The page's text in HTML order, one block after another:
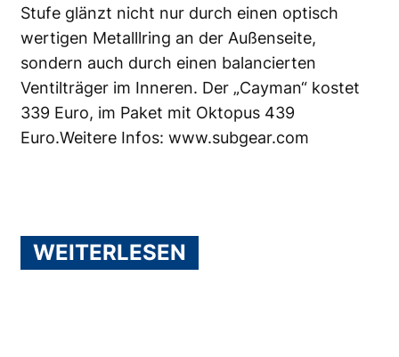
Stufe glänzt nicht nur durch einen optisch
wertigen Metalllring an der Außenseite,
sondern auch durch einen balancierten
Ventilträger im Inneren. Der „Cayman“ kostet
339 Euro, im Paket mit Oktopus 439
Euro.Weitere Infos: www.subgear.com
WEITERLESEN